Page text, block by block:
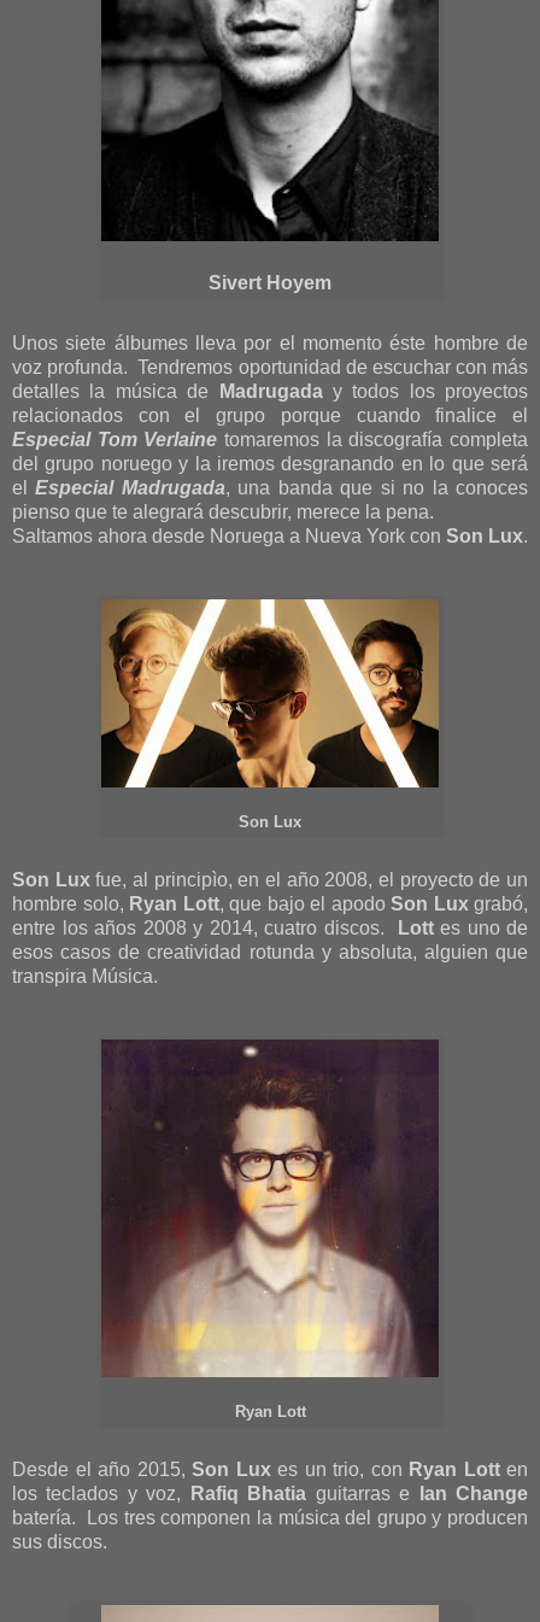
Sivert Hoyem
Unos siete álbumes lleva por el momento éste hombre de
voz profunda. Tendremos oportunidad de escuchar con más
detalles la música de
Madrugaday todos los proyectos
relacionados con el grupo porque cuando finalice el
Especial Tom Verlaine tomaremos la discografía completa
del grupo noruego y la iremos desgranando en lo que será
elEspecial Madrugada, una banda que si no la conoces
pienso que te alegrará descubrir, merece la pena.
Saltamos ahora desde Noruega a Nueva York con Son Lux.
Son Lux
Son Luxfue, al principìo, en el año 2008, el proyecto de un
hombre solo, Ryan Lott, que bajo el apodo Son Luxgrabó,
entre los años 2008 y 2014, cuatro discos.
Lottes uno de
esos casos de creatividad rotunda y absoluta, alguien que
transpira Música.
Ryan Lott
Desde el año 2015, Son Luxes un trio, con Ryan Lotten
los teclados y voz,
Rafiq Bhatia guitarras e
Ian Change
batería. Los tres componen la música del grupo y producen
sus discos.